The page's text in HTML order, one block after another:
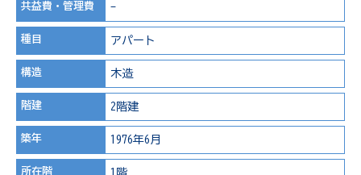
共益費・管理費 -
種目 アパート
構造 木造
階建 2階建
築年 1976年6月
所在階